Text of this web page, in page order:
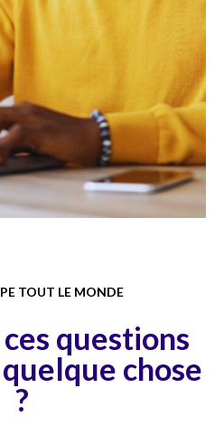
TOUT LE MONDE​
questions
chose
?